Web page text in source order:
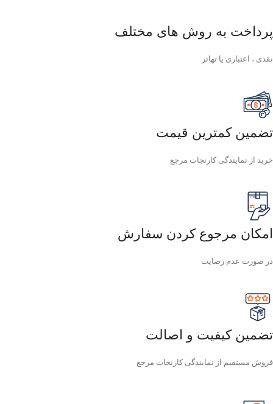
پرداخت به روش های مختلف
نقدی ، اعتباری یا تهاتر
تضمین کمترین قیمت
خرید از نمایندگی کارنجات مرجع
امکان مرجوع کردن سفارش
در صورت عدم رضایت
تضمین کیفیت و اصالت
فروش مستقیم از نمایندگی کارنجات مرجع